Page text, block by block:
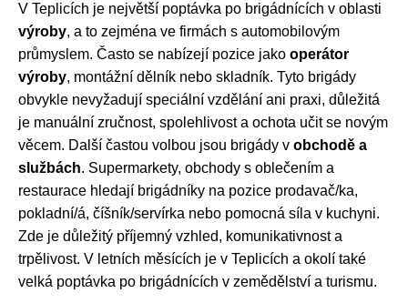
V Teplicích je největší poptávka po brigádnících v oblasti
výroby, a to zejména ve firmách s automobilovým
průmyslem. Často se nabízejí pozice jako operátor
výroby, montážní dělník nebo skladník. Tyto brigády
obvykle nevyžadují speciální vzdělání ani praxi, důležitá
je manuální zručnost, spolehlivost a ochota učit se novým
věcem. Další častou volbou jsou brigády v obchodě a
službách. Supermarkety, obchody s oblečením a
restaurace hledají brigádníky na pozice prodavač/ka,
pokladní/á, číšník/servírka nebo pomocná síla v kuchyni.
Zde je důležitý příjemný vzhled, komunikativnost a
trpělivost. V letních měsících je v Teplicích a okolí také
velká poptávka po brigádnících v zemědělství a turismu.